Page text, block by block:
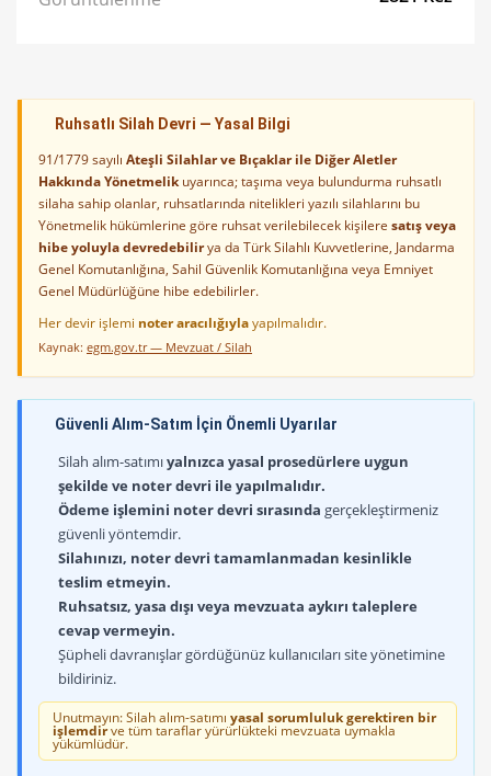
Ruhsatlı Silah Devri — Yasal Bilgi
91/1779 sayılı Ateşli Silahlar ve Bıçaklar ile Diğer Aletler
Hakkında Yönetmelikuyarınca; taşıma veya bulundurma ruhsatlı
silaha sahip olanlar, ruhsatlarında nitelikleri yazılı silahlarını bu
Yönetmelik hükümlerine göre ruhsat verilebilecek kişilere satış veya
hibe yoluyla devredebilirya da Türk Silahlı Kuvvetlerine, Jandarma
Genel Komutanlığına, Sahil Güvenlik Komutanlığına veya Emniyet
Genel Müdürlüğüne hibe edebilirler.
Her devir işlemi noter aracılığıylayapılmalıdır.
Kaynak: egm.gov.tr — Mevzuat / Silah
Güvenli Alım-Satım İçin Önemli Uyarılar
Silah alım-satımıyalnızca yasal prosedürlere uygun
şekilde ve noter devri ile yapılmalıdır.
Ödeme işlemini noter devri sırasında gerçekleştirmeniz
güvenli yöntemdir.
Silahınızı, noter devri tamamlanmadan kesinlikle
teslim etmeyin.
Ruhsatsız, yasa dışı veya mevzuata aykırı taleplere
cevap vermeyin.
Şüpheli davranışlar gördüğünüz kullanıcıları site yönetimine
bildiriniz.
Unutmayın: Silah alım-satımı yasal sorumluluk gerektiren bir
işlemdirve tüm taraflar yürürlükteki mevzuata uymakla
yükümlüdür.